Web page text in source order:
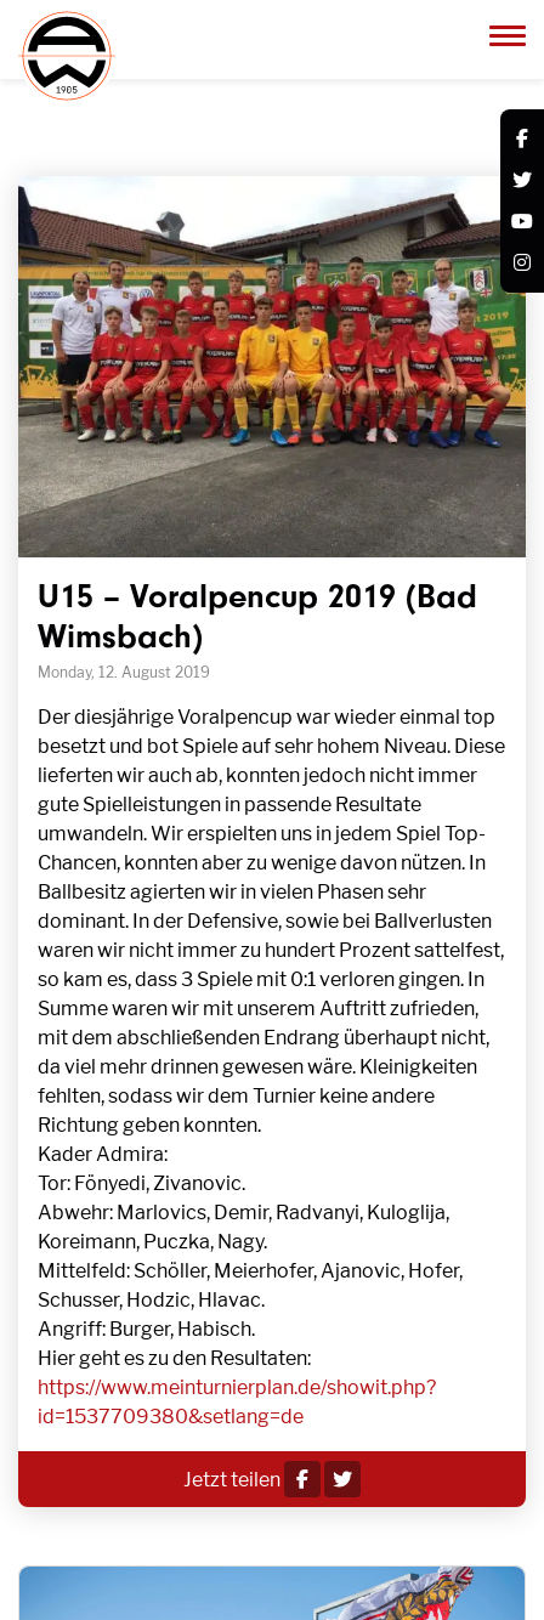
U15 – Voralpencup 2019 (Bad
Wimsbach)
Monday, 12. August 2019
Der diesjährige Voralpencup war wieder einmal top
besetzt und bot Spiele auf sehr hohem Niveau. Diese
lieferten wir auch ab, konnten jedoch nicht immer
gute Spielleistungen in passende Resultate
umwandeln. Wir erspielten uns in jedem Spiel Top-
Chancen, konnten aber zu wenige davon nützen. In
Ballbesitz agierten wir in vielen Phasen sehr
dominant. In der Defensive, sowie bei Ballverlusten
waren wir nicht immer zu hundert Prozent sattelfest,
so kam es, dass 3 Spiele mit 0:1 verloren gingen. In
Summe waren wir mit unserem Auftritt zufrieden,
mit dem abschließenden Endrang überhaupt nicht,
da viel mehr drinnen gewesen wäre. Kleinigkeiten
fehlten, sodass wir dem Turnier keine andere
Richtung geben konnten.
Kader Admira:
Tor: Fönyedi, Zivanovic.
Abwehr: Marlovics, Demir, Radvanyi, Kuloglija,
Koreimann, Puczka, Nagy.
Mittelfeld: Schöller, Meierhofer, Ajanovic, Hofer,
Schusser, Hodzic, Hlavac.
Angriff: Burger, Habisch.
Hier geht es zu den Resultaten:
https://www.meinturnierplan.de/showit.php?
id=1537709380&setlang=de
Jetzt teilen